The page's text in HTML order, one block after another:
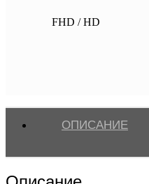
FHD / HD
ОПИСАНИЕ